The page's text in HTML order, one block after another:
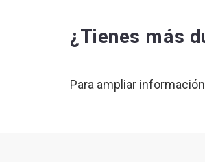
¿Tienes más
Para ampliar